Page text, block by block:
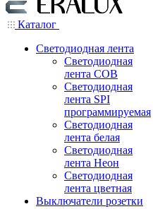
Каталог
Светодиодная лента
Светодиодная
лента COB
Светодиодная
лента SPI
программируемая
Светодиодная
лента белая
Светодиодная
лента Неон
Светодиодная
лента цветная
Выключатели розетки